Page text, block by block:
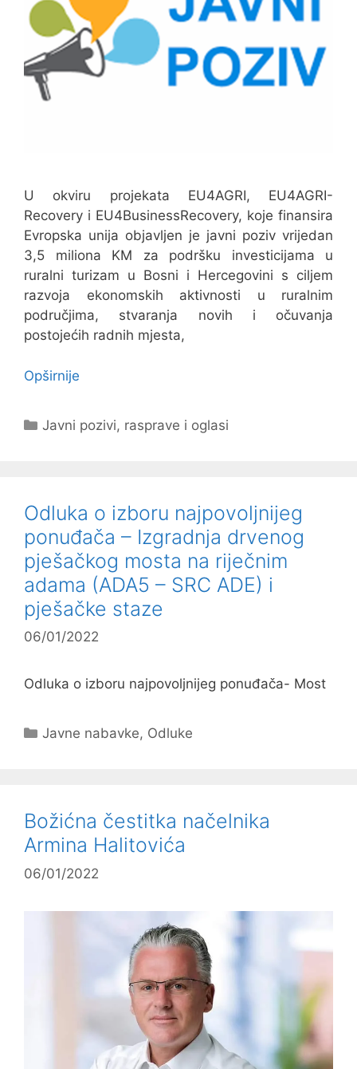
U okviru projekata EU4AGRI, EU4AGRI-
Recovery i EU4BusinessRecovery, koje finansira
Evropska unija objavljen je javni poziv vrijedan
3,5 miliona KM za podršku investicijama u
ruralni turizam u Bosni i Hercegovini s ciljem
razvoja ekonomskih aktivnosti u ruralnim
područjima, stvaranja novih i očuvanja
postojećih radnih mjesta,
Opširnije
Kategorije
Javni pozivi, rasprave i oglasi
Odluka o izboru najpovoljnijeg
ponuđača – Izgradnja drvenog
pješačkog mosta na riječnim
adama (ADA5 – SRC ADE) i
pješačke staze
06/01/2022
Odluka o izboru najpovoljnijeg ponuđača- Most
Kategorije
Javne nabavke, Odluke
Božićna čestitka načelnika
Armina Halitovića
06/01/2022